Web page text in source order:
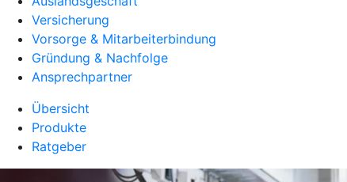
Versicherung
Vorsorge & Mitarbeiterbindung
Gründung & Nachfolge
Ansprechpartner
Übersicht
Produkte
Ratgeber